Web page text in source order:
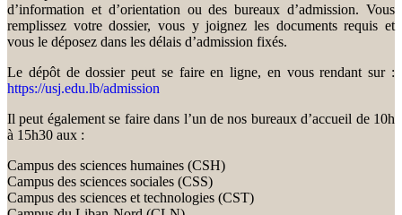
d’information et d’orientation ou des bureaux d’admission. Vous
remplissez votre dossier, vous y joignez les documents requis et
vous le déposez dans les délais d’admission fixés.
Le dépôt de dossier peut se faire en ligne, en vous rendant sur :
https://usj.edu.lb/admission
Il peut également se faire dans l’un de nos bureaux d’accueil de 10h
à 15h30 aux :
Campus des sciences humaines (CSH)
Campus des sciences sociales (CSS)
Campus des sciences et technologies (CST)